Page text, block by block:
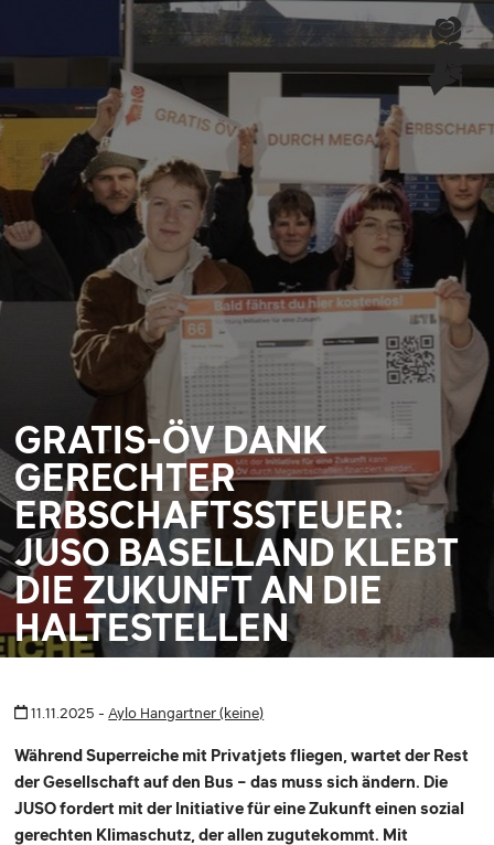
GRATIS-ÖV DANK
GERECHTER
ERBSCHAFTSSTEUER:
JUSO BASELLAND KLEBT
DIE ZUKUNFT AN DIE
HALTESTELLEN
11.11.2025 -Aylo Hangartner (keine)
Während Superreiche mit Privatjets fliegen, wartet der Rest
der Gesellschaft auf den Bus – das muss sich ändern. Die
JUSO fordert mit der Initiative für eine Zukunft einen sozial
gerechten Klimaschutz, der allen zugutekommt. Mit